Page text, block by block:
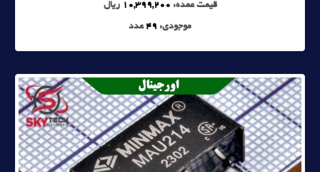
قیمت عمده: 10,399,200 ریال
موجودی: 49 عدد